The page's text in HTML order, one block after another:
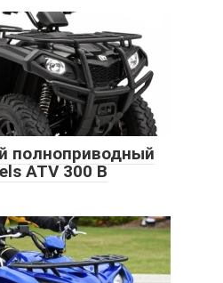
полноприводный
ATV 300 B